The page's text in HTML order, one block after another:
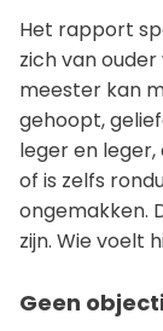
Het rapport
zich van
meester kan
gehoopt,
leger en
of is zelfs
ongemakken.
zijn. Wie voelt
Geen